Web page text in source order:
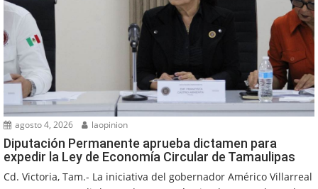
agosto 4, 2026 laopinion
Diputación Permanente aprueba dictamen para
expedir la Ley de Economía Circular de Tamaulipas
Cd. Victoria, Tam.- La iniciativa del gobernador Américo Villarreal